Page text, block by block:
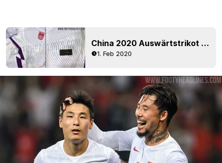
China 2020 Auswärtstrikot geleaked - noch mehr Bilder
1. Feb 2020